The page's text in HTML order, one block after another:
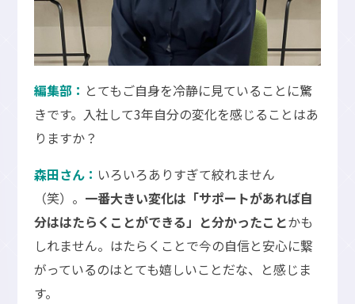
編集部： とてもご自身を冷静に見ていることに驚
きです。入社して3年自分の変化を感じることはあ
りますか？
森田さん： いろいろありすぎて絞れません
（笑）。 一番大きい変化は「サポートがあれば自
分ははたらくことができる」と分かったことかも
しれません。はたらくことで今の自信と安心に繋
がっているのはとても嬉しいことだな、と感じま
す。